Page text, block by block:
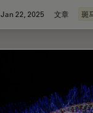
成像
Jan 22, 2025 文章 斑